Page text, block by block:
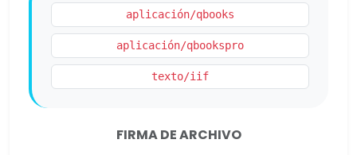
aplicación/qbooks
aplicación/qbookspro
texto/iif
FIRMA DE ARCHIVO